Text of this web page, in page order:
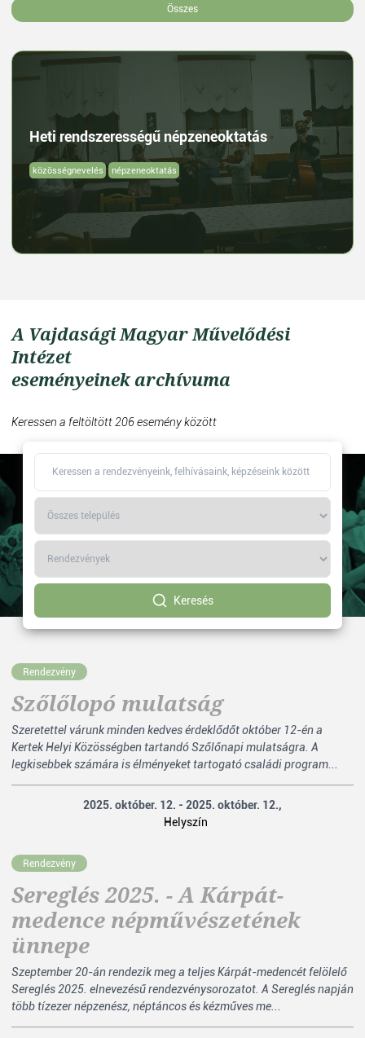
Összes
Heti rendszerességű népzeneoktatás
közösségnevelés népzeneoktatás
A Vajdasági Magyar Művelődési
Intézet
eseményeinek archívuma
Keressen a feltöltött 206 esemény között
Keresés
Rendezvény
Szőlőlopó mulatság
Szeretettel várunk minden kedves érdeklődőt október 12-én a
Kertek Helyi Közösségben tartandó Szőlőnapi mulatságra. A
legkisebbek számára is élményeket tartogató családi program...
2025. október. 12. - 2025. október. 12.,
Helyszín
Rendezvény
Sereglés 2025. - A Kárpát-
medence népművészetének
ünnepe
Szeptember 20-án rendezik meg a teljes Kárpát-medencét felölelő
Sereglés 2025. elnevezésű rendezvénysorozatot. A Sereglés napján
több tízezer népzenész, néptáncos és kézműves me...